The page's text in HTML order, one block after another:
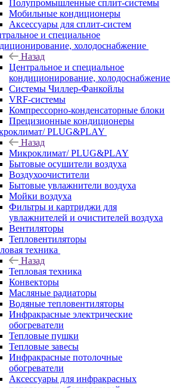
Полупромышленные сплит-системы
Мобильные кондиционеры
Аксессуары для сплит-систем
и специальное
холодоснабжение
Назад
Центральное и специальное
кондиционирование, холодоснабжение
Системы Чиллер-Фанкойлы
VRF-системы
Компрессорно-конденсаторные блоки
Прецизионные кондиционеры
PLUG&PLAY
Назад
Микроклимат/ PLUG&PLAY
Бытовые осушители воздуха
Воздухоочистители
Бытовые увлажнители воздуха
Мойки воздуха
Фильтры и картриджи для
увлажнителей и очистителей воздуха
Вентиляторы
Тепловентиляторы
техника
Назад
Тепловая техника
Конвекторы
Масляные радиаторы
Водяные тепловентиляторы
Инфракрасные электрические
обогреватели
Тепловые пушки
Тепловые завесы
Инфракрасные потолочные
обогреватели
Аксессуары для инфракрасных